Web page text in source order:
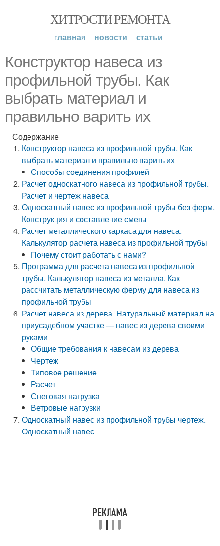
ХИТРОСТИ РЕМОНТА
главная новости статьи
Конструктор навеса из
профильной трубы. Как
выбрать материал и
правильно варить их
Содержание
Конструктор навеса из профильной трубы. Как
выбрать материал и правильно варить их
Способы соединения профилей
Расчет односкатного навеса из профильной трубы.
Расчет и чертеж навеса
Односкатный навес из профильной трубы без ферм.
Конструкция и составление сметы
Расчет металлического каркаса для навеса.
Калькулятор расчета навеса из профильной трубы
Почему стоит работать с нами?
Программа для расчета навеса из профильной
трубы. Калькулятор навеса из металла. Как
рассчитать металлическую ферму для навеса из
профильной трубы
Расчет навеса из дерева. Натуральный материал на
приусадебном участке — навес из дерева своими
руками
Общие требования к навесам из дерева
Чертеж
Типовое решение
Расчет
Снеговая нагрузка
Ветровые нагрузки
Односкатный навес из профильной трубы чертеж.
Односкатный навес